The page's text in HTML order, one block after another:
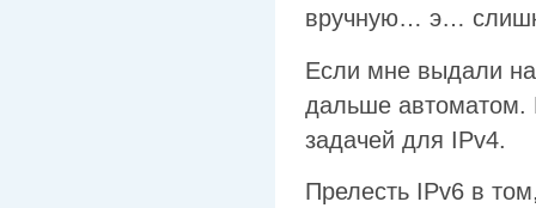
вручную… э…
Если мне выдали
дальше автоматом.
задачей для IPv4.
Прелесть IPv6 в